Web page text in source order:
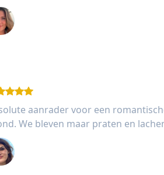
aanrader voor een
We bleven maar praten en